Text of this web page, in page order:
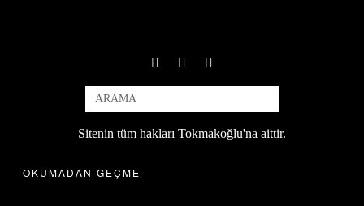
Sitenin tüm hakları Tokmakoğlu'na aittir.
OKUMADAN GEÇME